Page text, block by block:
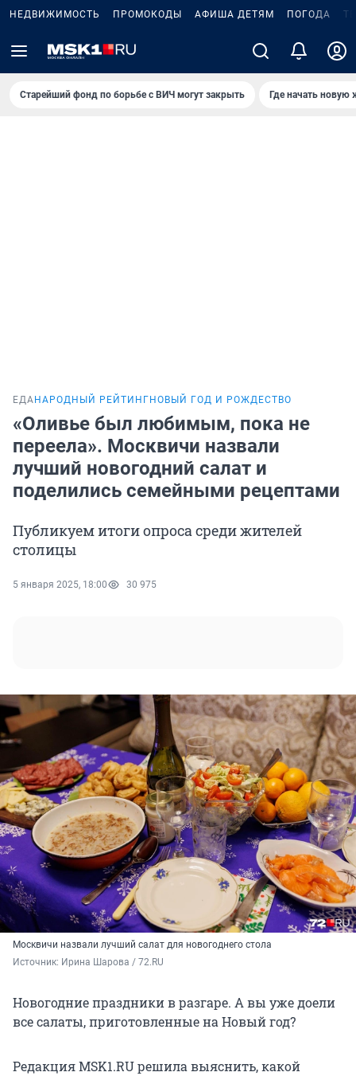
НЕДВИЖИМОСТЬ ПРОМОКОДЫ АФИША ДЕТЯМ ПОГОДА
Старейший фонд по борьбе с ВИЧ могут закрыть Где начать новую
ЕДА НАРОДНЫЙ РЕЙТИНГ НОВЫЙ ГОД И РОЖДЕСТВО
«Оливье был любимым, пока не
переела». Москвичи назвали
лучший новогодний салат и
поделились семейными рецептами
Публикуем итоги опроса среди жителей
столицы
5 января 2025, 18:00 30 975
Москвичи назвали лучший салат для новогоднего стола
Источник: Ирина Шарова / 72.RU
Новогодние праздники в разгаре. А вы уже доели
все салаты, приготовленные на Новый год?
Редакция MSK1.RU решила выяснить, какой